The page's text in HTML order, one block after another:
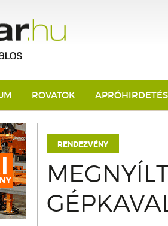
ROVATOK
RENDEZVÉNY